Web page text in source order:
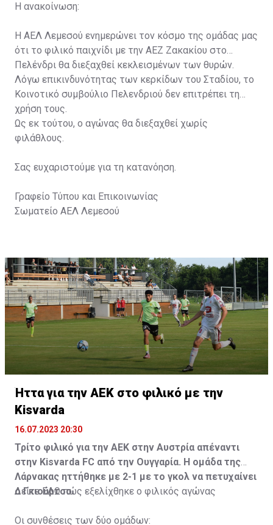
Η ανακοίνωση:
Η ΑΕΛ Λεμεσού ενημερώνει τον κόσμο της ομάδας μας
ότι το φιλικό παιχνίδι με την ΑΕΖ Ζακακίου στο
Πελένδρι θα διεξαχθεί κεκλεισμένων των θυρών.
Λόγω επικινδυνότητας των κερκίδων του Σταδίου, το
Κοινοτικό συμβούλιο Πελενδριού δεν επιτρέπει τη
χρήση τους.
Ως εκ τούτου, ο αγώνας θα διεξαχθεί χωρίς
φιλάθλους.
Σας ευχαριστούμε για τη κατανόηση.
Γραφείο Τύπου και Επικοινωνίας
Σωματείο ΑΕΛ Λεμεσού
Ήττα για την ΑΕΚ στο φιλικό με την
Kisvarda
16.07.2023 20:30
Τρίτο φιλικό για την ΑΕΚ στην Αυστρία απέναντι
στην Kisvarda FC από την Ουγγαρία. Η ομάδα της
Λάρνακας ηττήθηκε με 2-1 με το γκολ να πετυχαίνει
ο Γκιούρτσο.
ΔείτεΕΔΩπώς εξελίχθηκε ο φιλικός αγώνας
Οι συνθέσεις των δύο ομάδων: